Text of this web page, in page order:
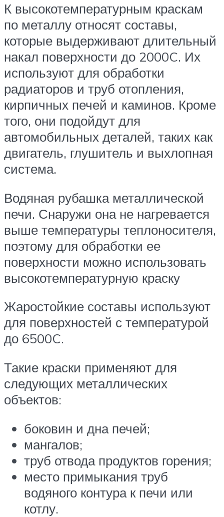
К высокотемпературным краскам
по металлу относят составы,
которые выдерживают длительный
накал поверхности до 2000C. Их
используют для обработки
радиаторов и труб отопления,
кирпичных печей и каминов. Кроме
того, они подойдут для
автомобильных деталей, таких как
двигатель, глушитель и выхлопная
система.
Водяная рубашка металлической
печи. Снаружи она не нагревается
выше температуры теплоносителя,
поэтому для обработки ее
поверхности можно использовать
высокотемпературную краску
Жаростойкие составы используют
для поверхностей с температурой
до 6500C.
Такие краски применяют для
следующих металлических
объектов:
боковин и дна печей;
мангалов;
труб отвода продуктов горения;
место примыкания труб
водяного контура к печи или
котлу.